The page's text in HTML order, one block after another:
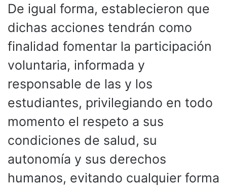
De igual forma, establecieron que
dichas acciones tendrán como
finalidad fomentar la participación
voluntaria, informada y
responsable de las y los
estudiantes, privilegiando en todo
momento el respeto a sus
condiciones de salud, su
autonomía y sus derechos
humanos, evitando cualquier forma